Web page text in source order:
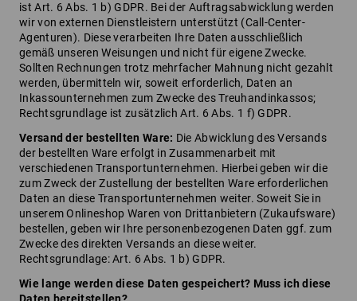
ist Art. 6 Abs. 1 b) GDPR. Bei der Auftragsabwicklung werden
wir von externen Dienstleistern unterstützt (Call-Center-
Agenturen). Diese verarbeiten Ihre Daten ausschließlich
gemäß unseren Weisungen und nicht für eigene Zwecke.
Sollten Rechnungen trotz mehrfacher Mahnung nicht gezahlt
werden, übermitteln wir, soweit erforderlich, Daten an
Inkassounternehmen zum Zwecke des Treuhandinkassos;
Rechtsgrundlage ist zusätzlich Art. 6 Abs. 1 f) GDPR.
Versand der bestellten Ware: Die Abwicklung des Versands
der bestellten Ware erfolgt in Zusammenarbeit mit
verschiedenen Transportunternehmen. Hierbei geben wir die
zum Zweck der Zustellung der bestellten Ware erforderlichen
Daten an diese Transportunternehmen weiter. Soweit Sie in
unserem Onlineshop Waren von Drittanbietern (Zukaufsware)
bestellen, geben wir Ihre personenbezogenen Daten ggf. zum
Zwecke des direkten Versands an diese weiter.
Rechtsgrundlage: Art. 6 Abs. 1 b) GDPR.
Wie lange werden diese Daten gespeichert? Muss ich diese